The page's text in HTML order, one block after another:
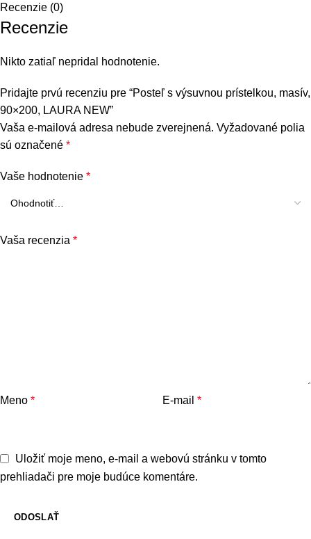
Recenzie (0)
Recenzie
Nikto zatiaľ nepridal hodnotenie.
Pridajte prvú recenziu pre “Posteľ s výsuvnou prístelkou, masív,
90×200, LAURA NEW”
Vaša e-mailová adresa nebude zverejnená. Vyžadované polia
sú označené *
Vaše hodnotenie *
Vaša recenzia *
Meno * E-mail *
Uložiť moje meno, e-mail a webovú stránku v tomto
prehliadači pre moje budúce komentáre.